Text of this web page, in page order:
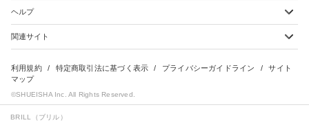
BRILL（ブリル）
ヘルプ
ショッピングガイド
会員特典のご案内
よくあるご質問
お問合せ
関連サイト
雑誌定期購読について
集英社Webマガジン Cobalt
利用規約 特定商取引法に基づく表示 プライバシーガイドライン
サイト
マップ
©SHUEISHA Inc. All Rights Reserved.